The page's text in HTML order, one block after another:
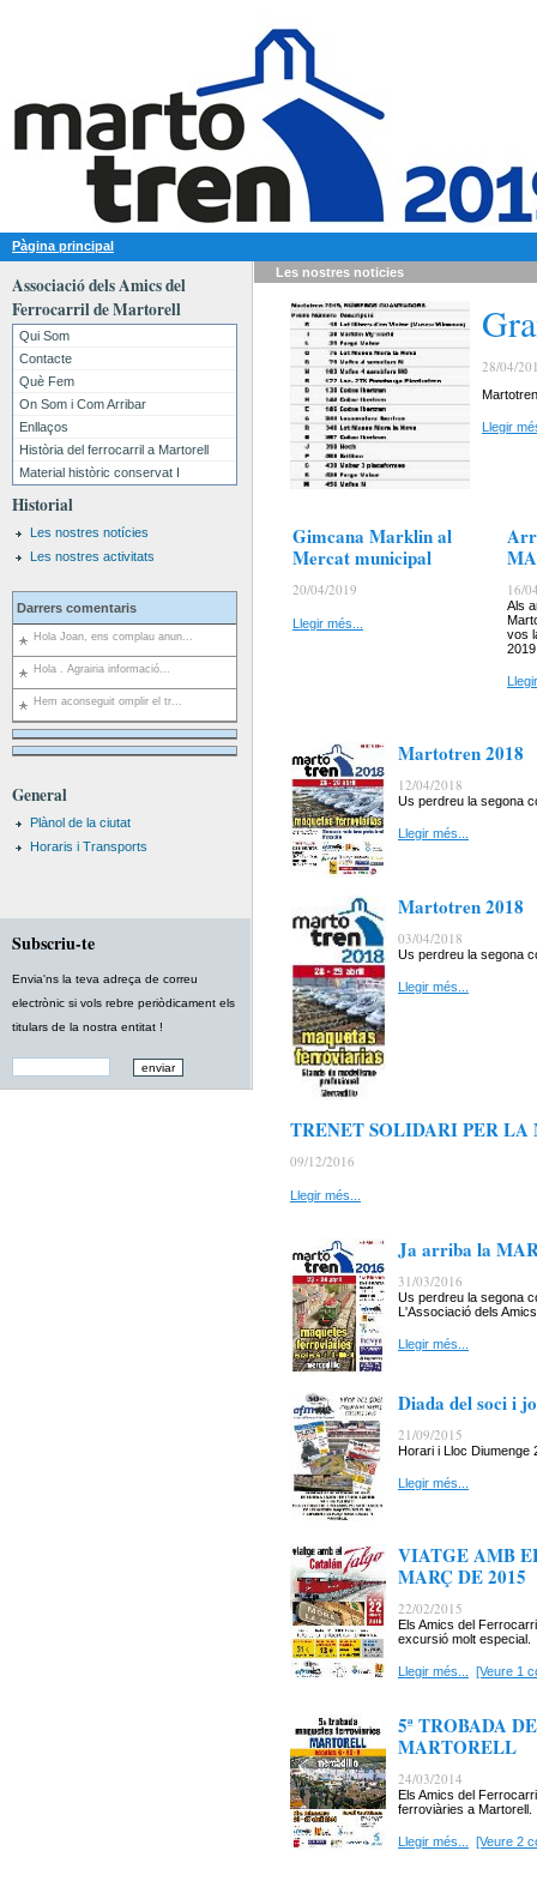
Pàgina principal
Associació dels Amics del
Ferrocarril de Martorell
Qui Som
Contacte
Què Fem
On Som i Com Arribar
Enllaços
Història del ferrocarril a Martorell
Material històric conservat I
Historial
Les nostres notícies
Les nostres activitats
Darrers comentaris
Hola Joan, ens complau anun...
Hola . Agrairia informació...
Hem aconseguit omplir el tr...
General
Plànol de la ciutat
Horaris i Transports
Subscriu-te
Envia'ns la teva adreça de correu
electrònic si vols rebre periòdicament els
titulars de la nostra entitat !
Les nostres noticies
28/04/
Llegir
Gimcana Marklin al
Mercat municipal
20/04/2019
Llegir més...
16/
Als
vos
Martotren 2018
12/04/2018
Us perdreu la segona
Llegir més...
Martotren 2018
03/04/2018
Us perdreu la segona
Llegir més...
TRENET SOLIDARI PER LA
09/12/2016
Llegir més...
Ja arriba la
31/03/2016
Us perdreu la segona
L'Associació dels
Llegir més...
Diada del soci i
21/09/2015
Horari i Lloc Diumenge
Llegir més...
VIATGE AMB
MARÇ DE 2015
22/02/2015
Els Amics del
excursió molt especial.
Llegir més... [Veure 1
5ª TROBADA
MARTORELL
24/03/2014
Els Amics del
ferroviàries a Martorell.
Llegir més... [Veure 2